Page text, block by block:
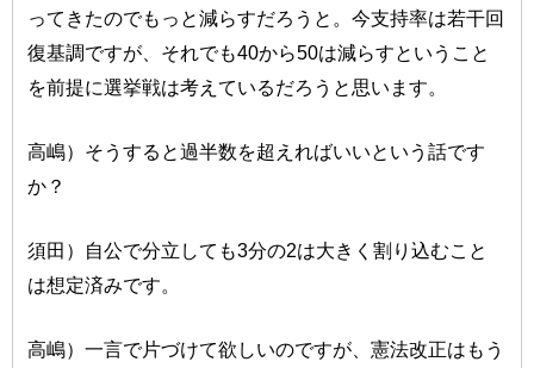
ってきたのでもっと減らすだろうと。今支持率は若干回
復基調ですが、それでも40から50は減らすということ
を前提に選挙戦は考えているだろうと思います。
高嶋）そうすると過半数を超えればいいという話です
か？
須田）自公で分立しても3分の2は大きく割り込むこと
は想定済みです。
高嶋）一言で片づけて欲しいのですが、憲法改正はもう